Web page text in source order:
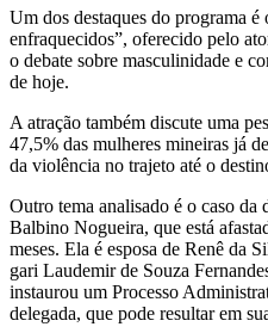
Um dos destaques do programa
enfraquecidos”, oferecido pelo
o debate sobre masculinidade e
de hoje.
A atração também discute uma
47,5% das mulheres mineiras já
da violência no trajeto até o
Outro tema analisado é o caso da
Balbino Nogueira, que está
meses. Ela é esposa de Renê da
gari Laudemir de Souza
instaurou um Processo
delegada, que pode resultar em